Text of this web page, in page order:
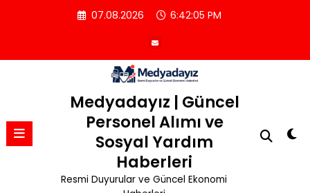
07.08.2026 6:42:05 PM
Medyadayız | Güncel
Personel Alımı ve
Sosyal Yardım
Haberleri
Resmi Duyurular ve Güncel Ekonomi